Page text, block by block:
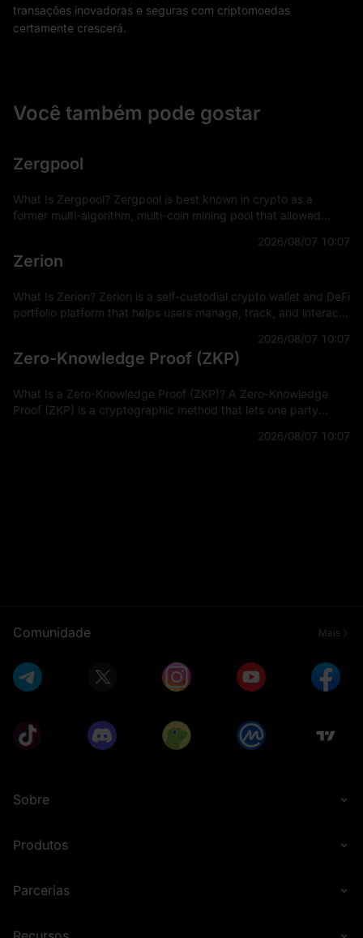
transações inovadoras e seguras com criptomoedas
certamente crescerá.
Você também pode gostar
Zergpool
What Is Zergpool? Zergpool is best known in crypto as a
former multi-algorithm, multi-coin mining pool that allowed
2026/08/07 10:07
Zerion
What Is Zerion? Zerion is a self-custodial crypto wallet and DeFi
portfolio platform that helps users manage, track, and interact
2026/08/07 10:07
Zero-Knowledge Proof (ZKP)
What Is a Zero-Knowledge Proof (ZKP)? A Zero-Knowledge
Proof (ZKP) is a cryptographic method that lets one party
2026/08/07 10:07
Comunidade Mais
Sobre
Produtos
Parcerias